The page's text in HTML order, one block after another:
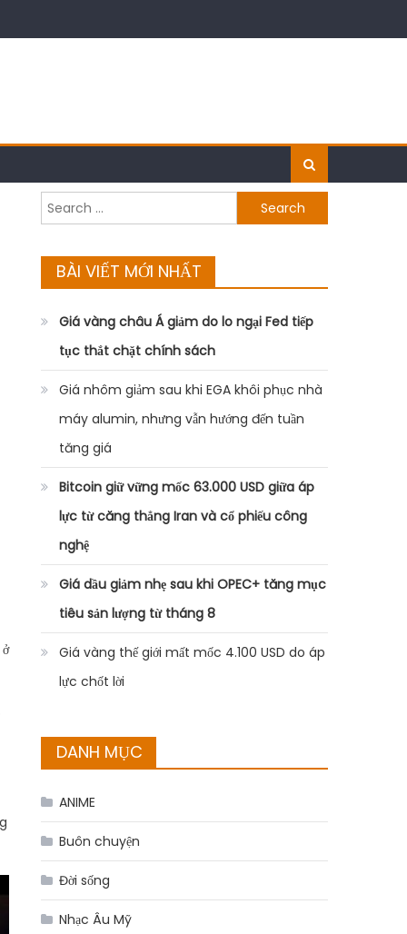
Search
for:
BÀI VIẾT MỚI NHẤT
Giá vàng châu Á giảm do lo ngại Fed tiếp
tục thắt chặt chính sách
Giá nhôm giảm sau khi EGA khôi phục nhà
máy alumin, nhưng vẫn hướng đến tuần
tăng giá
Bitcoin giữ vững mốc 63.000 USD giữa áp
lực từ căng thẳng Iran và cổ phiếu công
nghệ
Giá dầu giảm nhẹ sau khi OPEC+ tăng mục
tiêu sản lượng từ tháng 8
Giá vàng thế giới mất mốc 4.100 USD do áp
lực chốt lời
DANH MỤC
ANIME
Buôn chuyện
Đời sống
Nhạc Âu Mỹ